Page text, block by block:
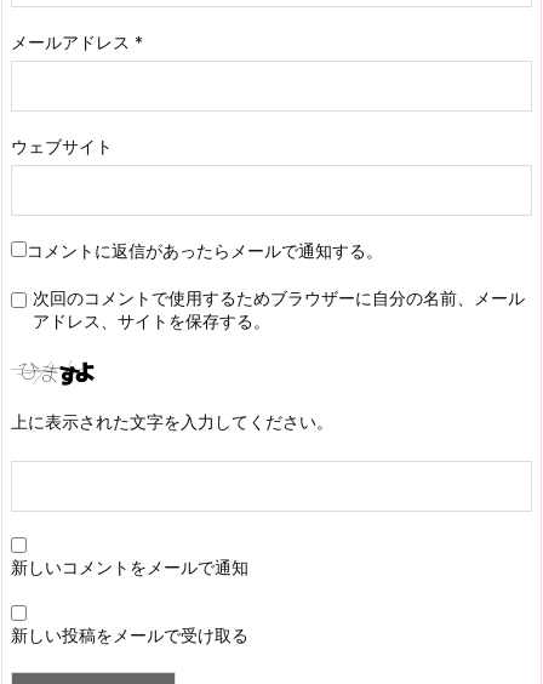
メールアドレス *
ウェブサイト
コメントに返信があったらメールで通知する。
次回のコメントで使用するためブラウザーに自分の名前、メール
アドレス、サイトを保存する。
上に表示された文字を入力してください。
新しいコメントをメールで通知
新しい投稿をメールで受け取る